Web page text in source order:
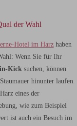
der Wahl
Hotel im Harz haben
Wenn Sie für Ihr
Kick suchen, können
hinunter laufen.
eines der
wie zum Beispiel
ist auch ein Besuch im